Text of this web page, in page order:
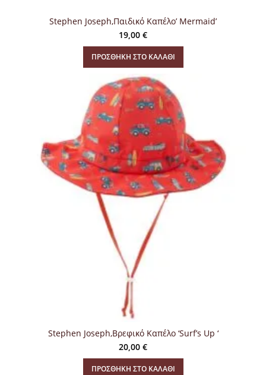
Stephen Joseph,Παιδικό Καπέλο’ Mermaid’
19,00 €
ΠΡΟΣΘΉΚΗ ΣΤΟ ΚΑΛΆΘΙ
Stephen Joseph,Βρεφικό Καπέλο ‘Surf’s Up ‘
20,00 €
ΠΡΟΣΘΉΚΗ ΣΤΟ ΚΑΛΆΘΙ